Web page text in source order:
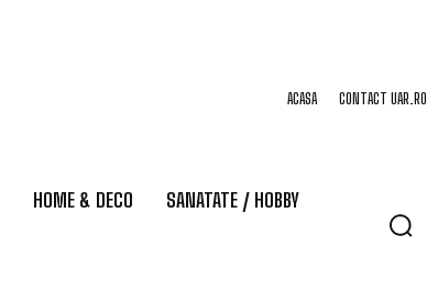
ACASA CONTACT UAR.RO
HOME & DECO SANATATE / HOBBY